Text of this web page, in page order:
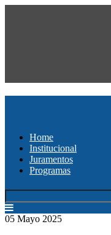
Home
Institucional
Juramentos
Programas
05 Mayo 2025